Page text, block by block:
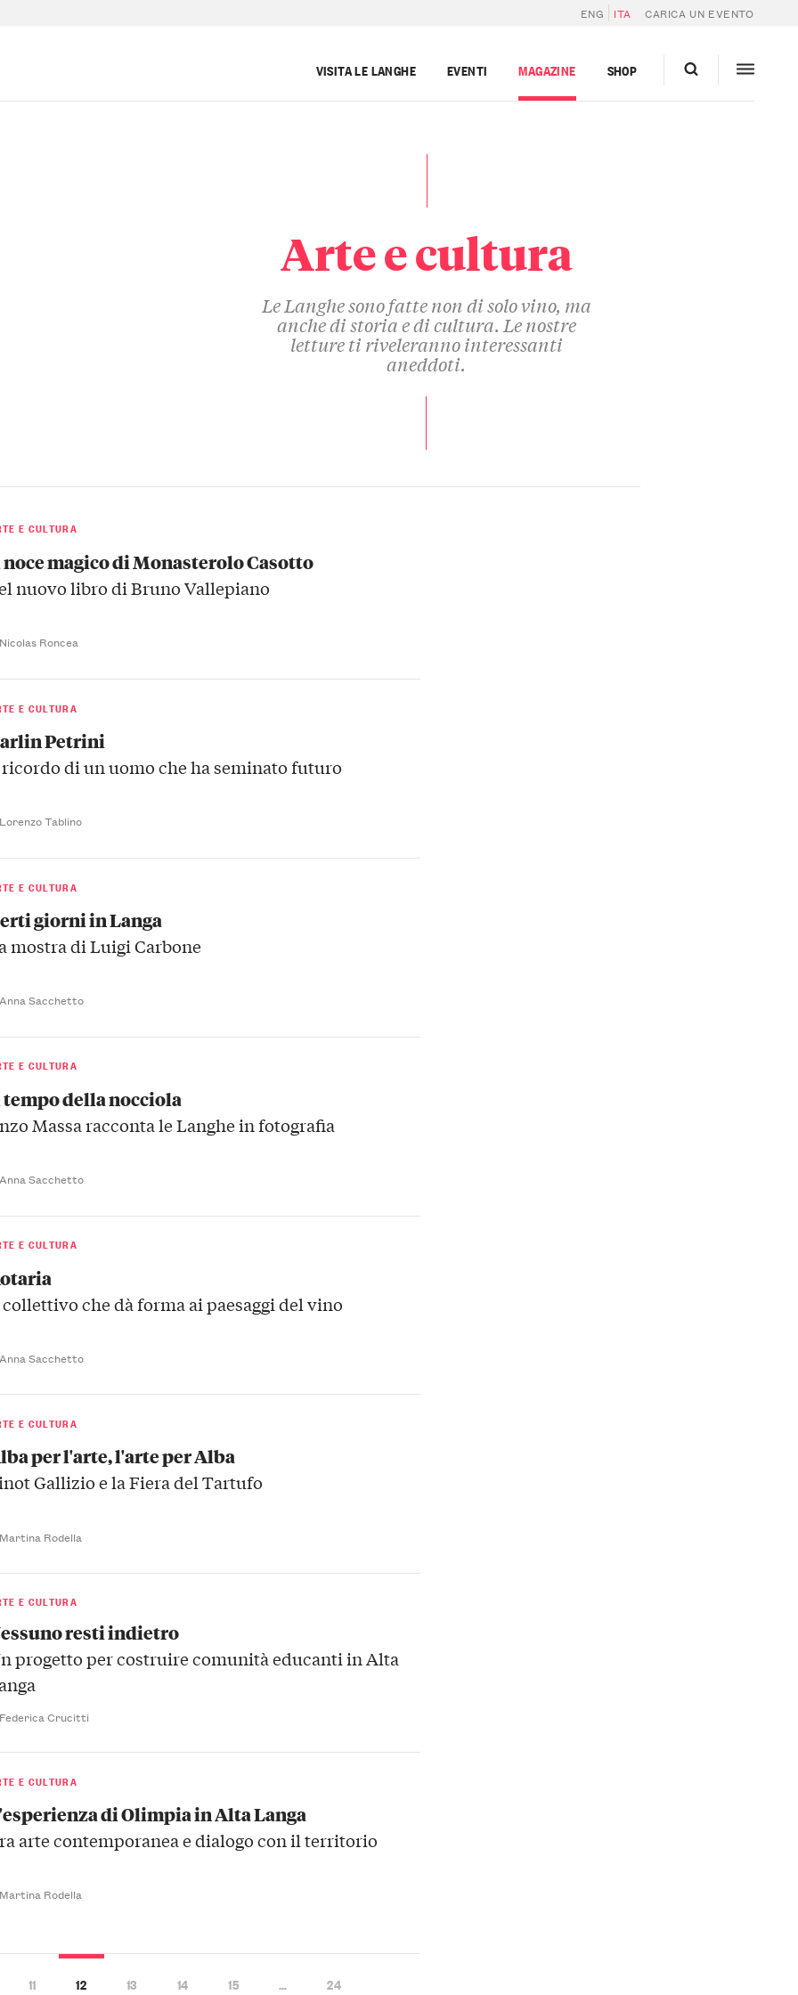
ENG ITA CARICA UN EVENTO
VISITA LE LANGHE EVENTI MAGAZINE SHOP
Arte e cultura
Le Langhe sono fatte non di solo vino, ma
anche di storia e di cultura. Le nostre
letture ti riveleranno interessanti
aneddoti.
E CULTURA
magico di Monasterolo Casotto
nuovo libro di Bruno Vallepiano
Roncea
E CULTURA
Petrini
di un uomo che ha seminato futuro
Tablino
E CULTURA
giorni in Langa
mostra di Luigi Carbone
Sacchetto
E CULTURA
della nocciola
Massa racconta le Langhe in fotografia
Sacchetto
E CULTURA
che dà forma ai paesaggi del vino
Sacchetto
E CULTURA
per l'arte, l'arte per Alba
Gallizio e la Fiera del Tartufo
Rodella
E CULTURA
resti indietro
progetto per costruire comunità educanti in Alta
Crucitti
E CULTURA
di Olimpia in Alta Langa
arte contemporanea e dialogo con il territorio
Rodella
11 12 13 14 15 … 24